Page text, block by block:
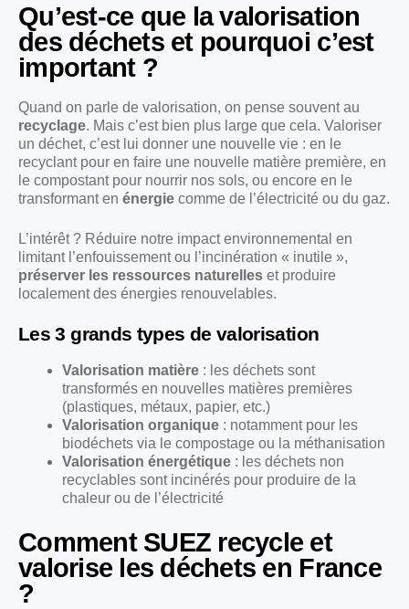
Qu’est-ce que la valorisation
des déchets et pourquoi c’est
important ?
Quand on parle de valorisation, on pense souvent au
recyclage. Mais c’est bien plus large que cela. Valoriser
un déchet, c’est lui donner une nouvelle vie : en le
recyclant pour en faire une nouvelle matière première, en
le compostant pour nourrir nos sols, ou encore en le
transformant en énergie comme de l’électricité ou du gaz.
L’intérêt ? Réduire notre impact environnemental en
limitant l’enfouissement ou l’incinération « inutile »,
préserver les ressources naturelles et produire
localement des énergies renouvelables.
Les 3 grands types de valorisation
Valorisation matière : les déchets sont
transformés en nouvelles matières premières
(plastiques, métaux, papier, etc.)
Valorisation organique : notamment pour les
biodéchets via le compostage ou la méthanisation
Valorisation énergétique : les déchets non
recyclables sont incinérés pour produire de la
chaleur ou de l’électricité
Comment SUEZ recycle et
valorise les déchets en France
?